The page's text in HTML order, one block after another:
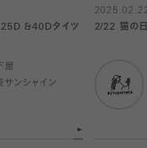
25D &40Dタイツ
屋
サンシャイン
2/22 猫の